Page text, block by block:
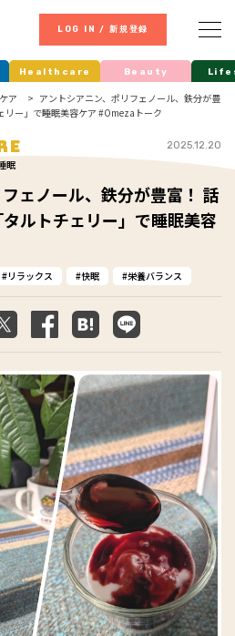
LOG IN / 新規登録
Healthcare Beauty
ア
アントシアニン、ポリフェノール、鉄分が豊
リー」で睡眠美容ケア #Omezaトーク
眠
2025.12.20
ェノール、鉄分が豊富！ 話
ルトチェリー」で睡眠美容
リラックス 快眠 栄養バランス